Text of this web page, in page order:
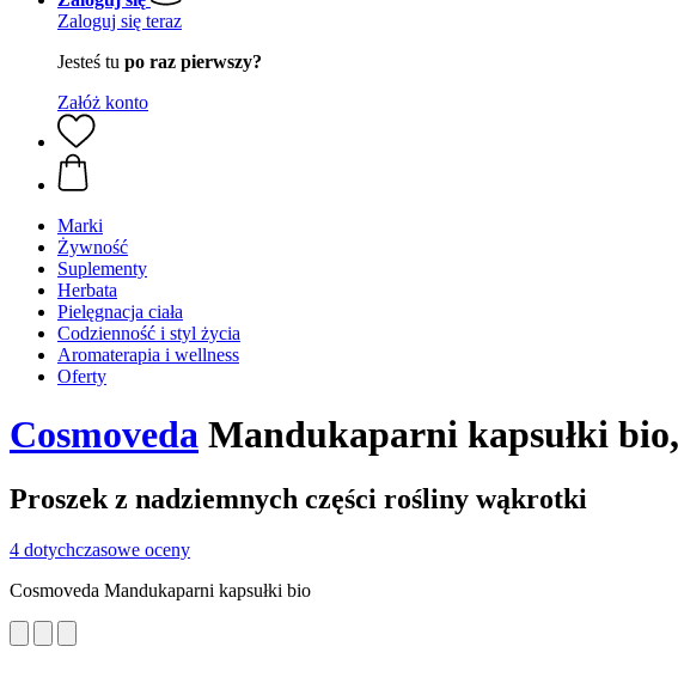
Zaloguj się teraz
Jesteś tu po raz pierwszy?
Załóż konto
Marki
Żywność
Suplementy
Herbata
Pielęgnacja ciała
Codzienność i styl życia
Aromaterapia i wellness
Oferty
Cosmoveda Mandukaparni kapsułki
Proszek z nadziemnych części rośliny wąkrotki
4 dotychczasowe oceny
Cosmoveda Mandukaparni kapsułki bio